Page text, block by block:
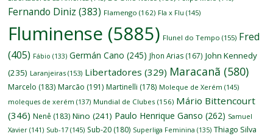
Fernando Diniz (383) Flamengo (162) Fla x Flu (145)
Fluminense (5885) Flunel do Tempo (155) Fred
(405) Fábio (133) Germán Cano (245) Jhon Arias (167) John Kennedy
(235) Laranjeiras (153) Libertadores (329) Maracanã (580)
Marcelo (183) Marcão (191) Martinelli (178) Moleque de Xerém (145)
moleques de xerém (137) Mundial de Clubes (156) Mário Bittencourt
(346) Nenê (183) Nino (241) Paulo Henrique Ganso (262) Samuel
Xavier (141) Sub-17 (145) Sub-20 (180) Superliga Feminina (135) Thiago Silva